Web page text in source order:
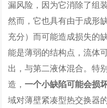
漏风险，因为它消除了组
然而，它也具有由于成形
充分）而可能造成损失的
能是薄弱的结构点，流体
出，与第二液体混合。特
造，一个小缺陷可能会损
域对薄壁紧凑型热交换器